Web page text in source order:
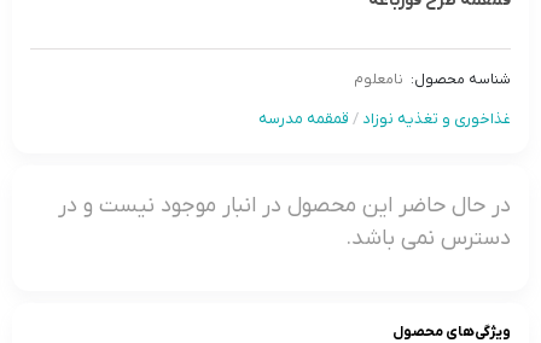
شناسه محصول: نامعلوم
غذاخوری و تغذیه نوزاد / قمقمه مدرسه
در حال حاضر این محصول در انبار موجود نیست و در
دسترس نمی باشد.
ویژگی‌های محصول